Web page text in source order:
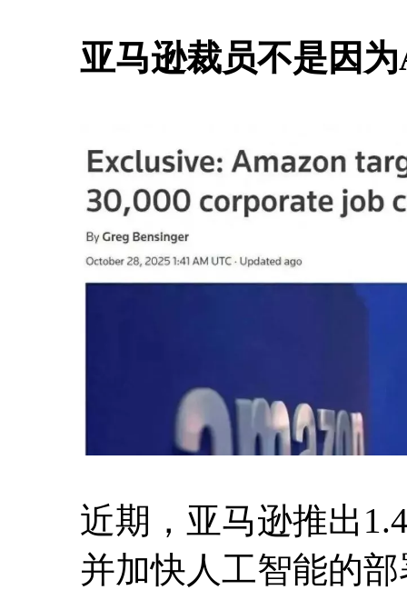
亚马逊裁员不是因
近期，亚马逊推出
并加快人工智能的